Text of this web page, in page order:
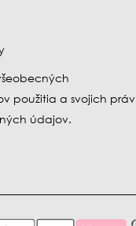
použitia a svojich práv
údajov.